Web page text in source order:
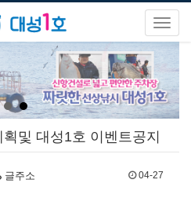
및 대성1호 이벤트공지
글주소 04-27